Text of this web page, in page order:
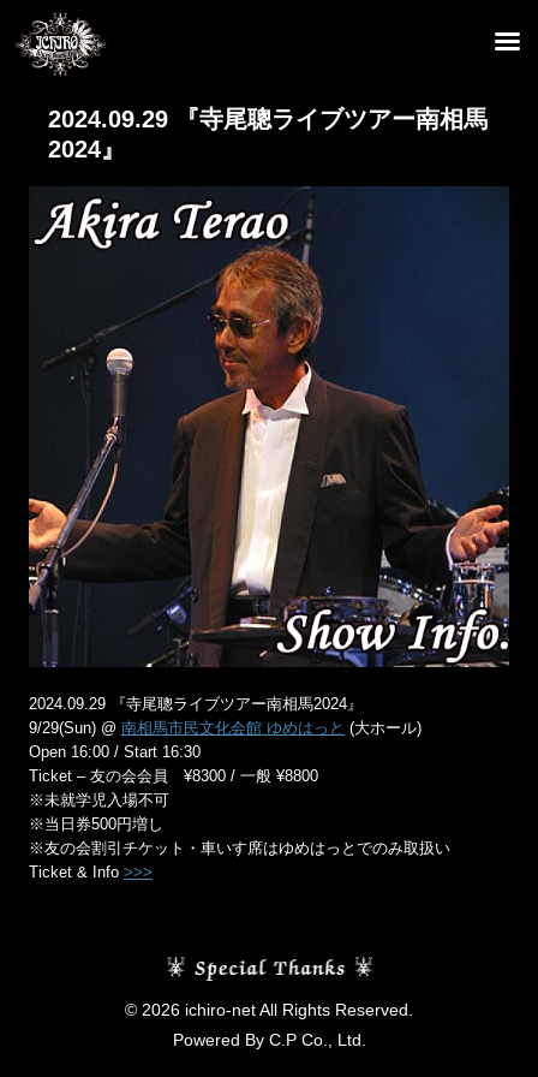
2024.09.29 『寺尾聰ライブツアー南相馬
2024』
2024.09.29 『寺尾聰ライブツアー南相馬2024』
9/29(Sun) @ 南相馬市民文化会館 ゆめはっと (大ホール)
Open 16:00 / Start 16:30
Ticket – 友の会会員 ¥8300 / 一般 ¥8800
※未就学児入場不可
※当日券500円増し
※友の会割引チケット・車いす席はゆめはっとでのみ取扱い
Ticket & Info >>>
© 2026 ichiro-net All Rights Reserved.
Powered By C.P Co., Ltd.